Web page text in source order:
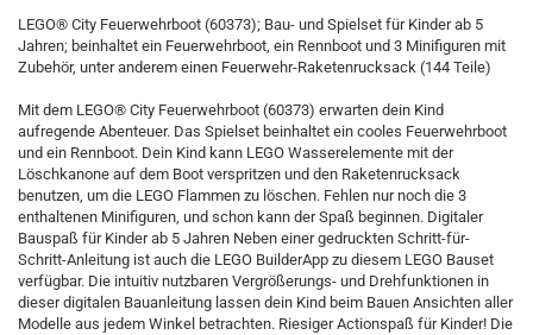
LEGO® City Feuerwehrboot (60373); Bau- und Spielset für Kinder ab 5
Jahren; beinhaltet ein Feuerwehrboot, ein Rennboot und 3 Minifiguren mit
Zubehör, unter anderem einen Feuerwehr-Raketenrucksack (144 Teile)
Mit dem LEGO® City Feuerwehrboot (60373) erwarten dein Kind
aufregende Abenteuer. Das Spielset beinhaltet ein cooles Feuerwehrboot
und ein Rennboot. Dein Kind kann LEGO Wasserelemente mit der
Löschkanone auf dem Boot verspritzen und den Raketenrucksack
benutzen, um die LEGO Flammen zu löschen. Fehlen nur noch die 3
enthaltenen Minifiguren, und schon kann der Spaß beginnen. Digitaler
Bauspaß für Kinder ab 5 Jahren Neben einer gedruckten Schritt-für-
Schritt-Anleitung ist auch die LEGO BuilderApp zu diesem LEGO Bauset
verfügbar. Die intuitiv nutzbaren Vergrößerungs- und Drehfunktionen in
dieser digitalen Bauanleitung lassen dein Kind beim Bauen Ansichten aller
Modelle aus jedem Winkel betrachten. Riesiger Actionspaß für Kinder! Die